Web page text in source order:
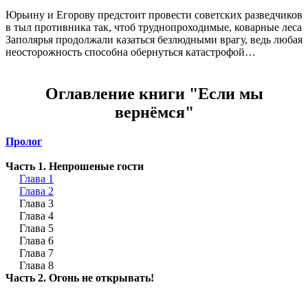
Юрьину и Егорову предстоит провести советских разведчиков
в тыл противника так, чтоб труднопроходимые, коварные леса
Заполярья продолжали казаться безлюдными врагу, ведь любая
неосторожность способна обернуться катастрофой…
Оглавление книги "Если мы
вернёмся"
Пролог
Часть 1. Непрошеные гости
Глава 1
Глава 2
Глава 3
Глава 4
Глава 5
Глава 6
Глава 7
Глава 8
Часть 2. Огонь не открывать!